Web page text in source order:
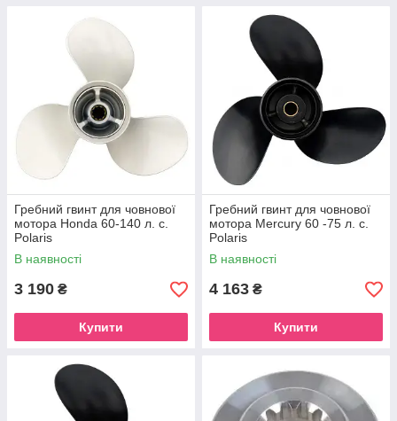
Гребний гвинт для човнової
мотора Honda 60-140 л. с.
Polaris
В наявності
3 190 ₴
Купити
Гребний гвинт для човнової
мотора Mercury 60 -75 л. с.
Polaris
В наявності
4 163 ₴
Купити